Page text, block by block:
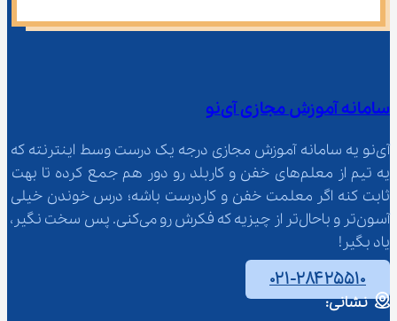
سامانه آموزش مجازی آی‌نو
آی‌نو یه سامانه آموزش مجازی درجه یک درست وسط اینترنته که
یه تیم از معلم‌‌های خفن و کاربلد رو دور هم جمع کرده تا بهت
ثابت کنه اگر معلمت خفن و کاردرست باشه؛ درس خوندن خیلی
آسون‌تر و باحال‌تر از چیزیه که فکرش رو می‌کنی. پس سخت نگیر،
یاد بگیر!
۰۲۱-۲۸۴۲۵۵۱۰
نشانی: